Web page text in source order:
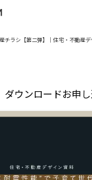
チラシ【第二弾】｜住宅・不動産
ダウンロードお申